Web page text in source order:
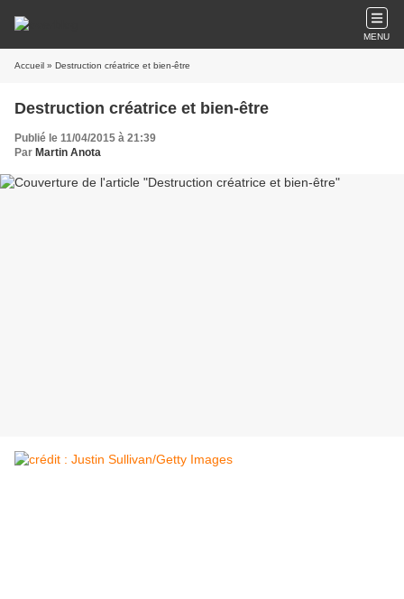
MENU
Accueil » Destruction créatrice et bien-être
Destruction créatrice et bien-être
Publié le 11/04/2015 à 21:39
Par Martin Anota